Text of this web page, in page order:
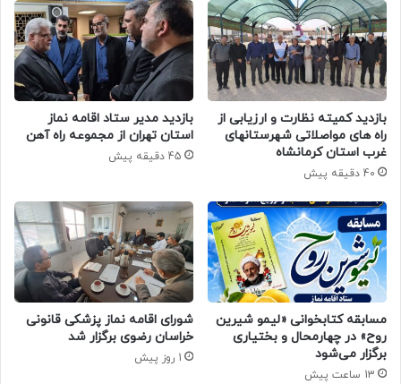
بازدید کمیته نظارت و ارزیابی از
راه های مواصلاتی شهرستانهای
غرب استان کرمانشاه
40 دقیقه پیش
بازدید مدیر ستاد اقامه نماز
استان تهران از مجموعه راه آهن
45 دقیقه پیش
مسابقه کتابخوانی «لیمو شیرین
روح» در چهارمحال و بختیاری
برگزار می‌شود
13 ساعت پیش
شورای اقامه نماز پزشکی قانونی
خراسان رضوی برگزار شد
1 روز پیش